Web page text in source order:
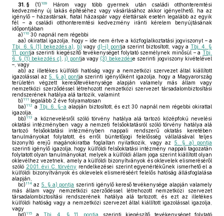
31. § (1) 109
Három vagy több gyermek után családi otthonteremtési
kedvezmény új lakás építéséhez vagy vásárlásához akkor igényelhető, ha az
igénylő – házastársak, fiatal házaspár vagy élettársak esetén legalább az egyik
fél – a családi otthonteremtési kedvezmény iránti kérelem benyújtásának
időpontjában
a) 110 30 napnál nem régebbi
aa) okirattal igazolja, hogy – ide nem értve a közfoglalkoztatási jogviszonyt – a
Tbj. 6. § (1) bekezdés a)
b) vagy d)–i) pontja szerint biztosított, vagy a Tbj. 4. §
11. pontja szerinti kiegészítő tevékenységet folytató személynek minősül – aTbj.
6. § (1) bekezdés c) ,j) pontja vagy (3) bekezdése szerinti jogviszony kivételével
–, vagy
ab) az illetékes külföldi hatóság vagy a nemzetközi szervezet által kiállított
igazolással az 5. § a) pontja szerinti igénylőként igazolja, hogy a Magyarország
területén végzett keresőtevékenysége alapján valamely más állam vagy
nemzetközi szerződéssel létrehozott nemzetközi szervezet társadalombiztosítási
rendszerének hatálya alá tartozik, valamint
b) 111 legalább 2 éve folyamatosan
ba) 112 a Tbj. 6. §-a alapján biztosított, és ezt 30 napnál nem régebbi okirattal
igazolja,
bb) 113 a köznevelésről szóló törvény hatálya alá tartozó középfokú nevelési
oktatási intézményben vagy a nemzeti felsőoktatásról szóló törvény hatálya alá
tartozó felsőoktatási intézményben nappali rendszerű oktatás keretében
tanulmányokat folytatott, és erről büntetőjogi felelősség vállalásával teljes
bizonyító erejű magánokiratba foglaltan nyilatkozik, vagy az 5. § a) pontja
szerinti igénylő igazolja, hogy külföldi felsőoktatási intézmény nappali tagozatán
folytatott olyan tanulmányokat, melyek a külföldi állam joga szerint kiállított olyan
oklevélhez vezetnek, amely a külföldi bizonyítványok és oklevelek elismeréséről
szóló 2001. évi C. törvény rendelkezései szerint egyenértékűnek ismerhető el a
külföldi bizonyítványok és oklevelek elismeréséért felelős hatóság állásfoglalása
alapján,
bc) 114 az 5. § a) pontja szerinti igénylő kereső tevékenysége alapján valamely
más állam vagy nemzetközi szerződéssel létrehozott nemzetközi szervezet
társadalombiztosítási rendszerének hatálya alá tartozott, és ezt az illetékes
külföldi hatóság vagy a nemzetközi szervezet által kiállított igazolással igazolja,
vagy
bd) 115 a Tbj. 4. § 11. pontja
szerinti kiegészítő tevékenységet folytató